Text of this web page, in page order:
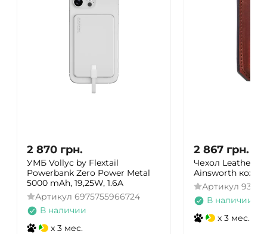
2 870 грн.
УМБ Vollyc by Flextail
Powerbank Zero Power Metal
5000 mAh, 19,25W, 1.6A
Артикул 6975755966724
В наличии
x 3 мес.
2 867 грн.
Чехол
Ainsworth кожа
Артикул
В наличии
x 3 мес.